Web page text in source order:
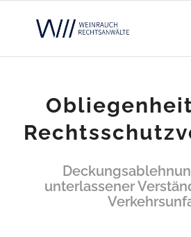
unterlassener